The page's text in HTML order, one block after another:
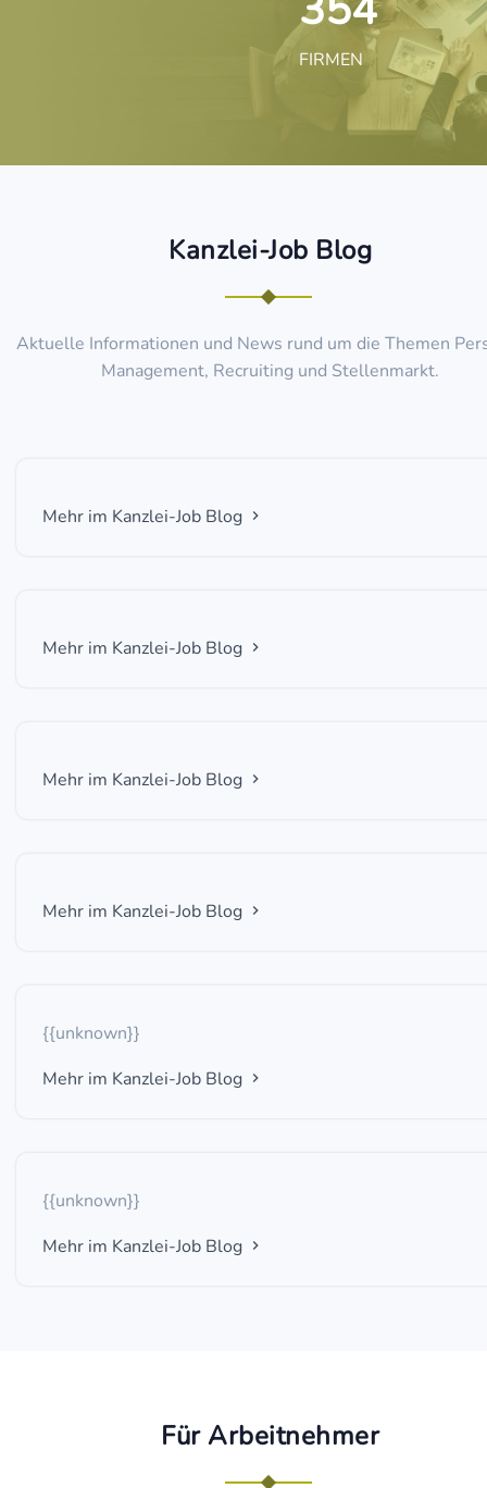
FIRMEN
Kanzlei-Job Blog
Aktuelle Informationen und News rund um die Themen
Management, Recruiting und Stellenmarkt.
Mehr im Kanzlei-Job Blog
Mehr im Kanzlei-Job Blog
Mehr im Kanzlei-Job Blog
Mehr im Kanzlei-Job Blog
{{unknown}}
Mehr im Kanzlei-Job Blog
{{unknown}}
Mehr im Kanzlei-Job Blog
Für Arbeitnehmer